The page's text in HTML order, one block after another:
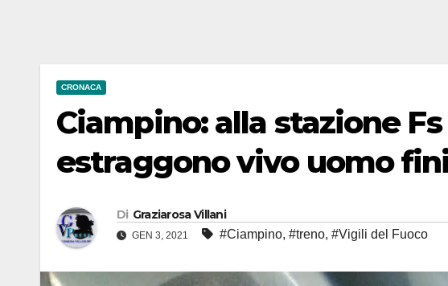
CRONACA
Ciampino: alla stazione
estraggono vivo uomo
Di Graziarosa Villani
GEN 3, 2021 #Ciampino, #treno, #Vigili del Fuoco